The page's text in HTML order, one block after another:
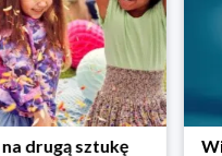
rabaty do -25%